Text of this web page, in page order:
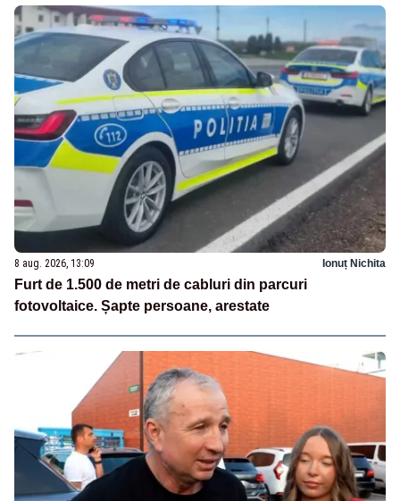
8 aug. 2026, 13:09 Ionuț Nichita
Furt de 1.500 de metri de cabluri din parcuri
fotovoltaice. Șapte persoane, arestate